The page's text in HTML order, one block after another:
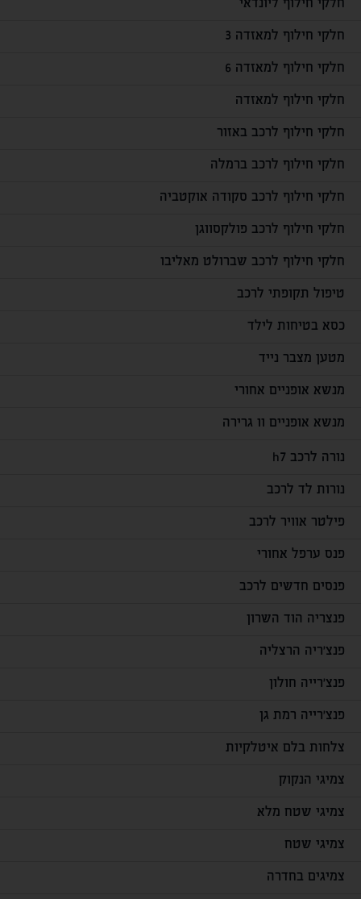
חלקי חילוף ליונדאי
חלקי חילוף למאזדה 3
חלקי חילוף למאזדה 6
חלקי חילוף למאזדה
חלקי חילוף לרכב באזור
חלקי חילוף לרכב ברמלה
חלקי חילוף לרכב סקודה אוקטביה
חלקי חילוף לרכב פולקסווגן
חלקי חילוף לרכב שברולט מאליבו
טיפול תקופתי לרכב
כסא בטיחות לילד
מטען מצבר נייד
מנשא אופניים אחורי
מנשא אופניים וו גרירה
נורה לרכב h7
נורות לד לרכב
פילטר אוויר לרכב
פנס ערפל אחורי
פנסים חדשים לרכב
פנצריה הוד השרון
פנצ'ריה הרצליה
פנצ'רייה חולון
פנצ'רייה רמת גן
צלחות בלם איטלקיות
צמיגי הנקוק
צמיגי שטח מלא
צמיגי שטח
צמיגים בחדרה